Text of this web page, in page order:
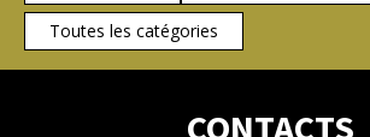
Toutes les catégories
CONTACTS